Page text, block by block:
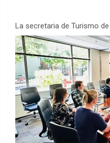
La secretaria de Turismo